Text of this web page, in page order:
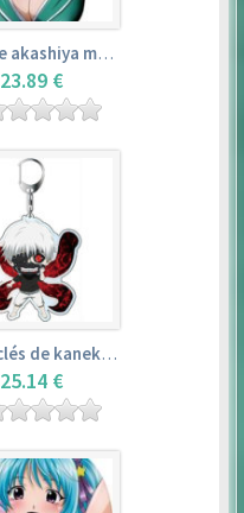
Tapis de akashiya moka – rosario + vampire
23.89 €
Porte-clés de kaneki ken – tokyo ghoul
25.14 €